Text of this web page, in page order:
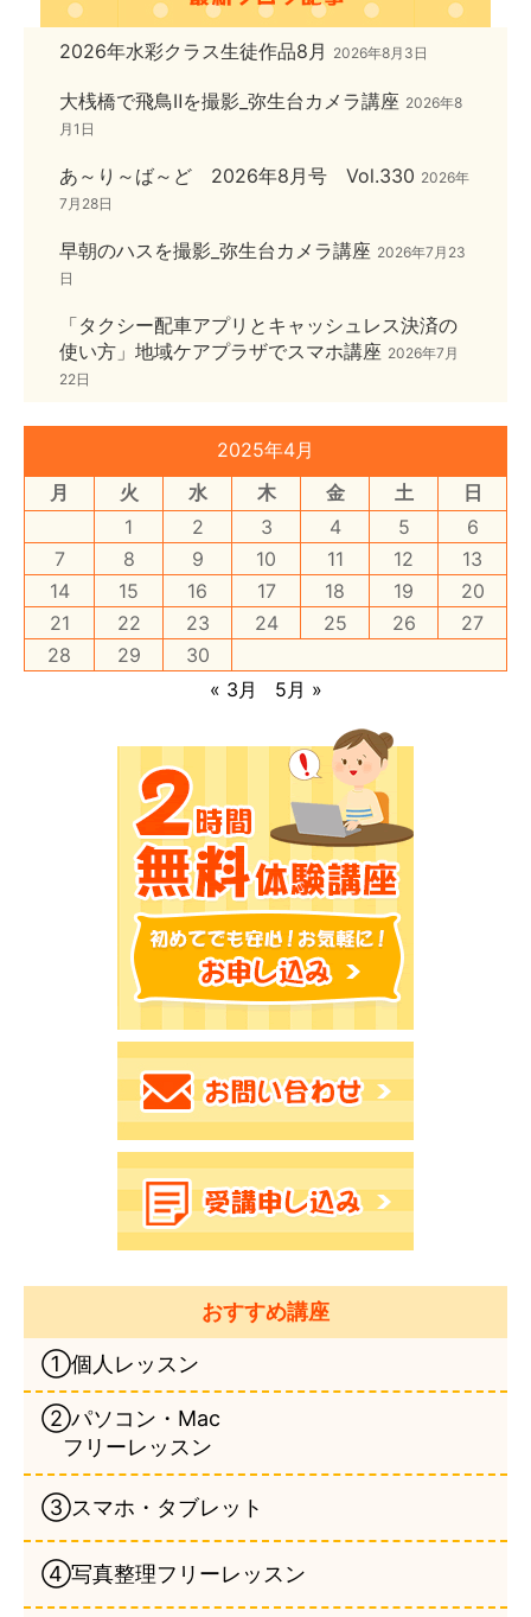
2026年水彩クラス生徒作品8月 2026年8月3日
大桟橋で飛鳥Ⅱを撮影_弥生台カメラ講座 2026年8
月1日
あ～り～ば～ど 2026年8月号 Vol.330 2026年
7月28日
早朝のハスを撮影_弥生台カメラ講座 2026年7月23
日
「タクシー配車アプリとキャッシュレス決済の
使い方」地域ケアプラザでスマホ講座 2026年7月
22日
2025年4月
月
火 水 木 金 土
日
1
2 3 4 5
6
7
8 9 10 11 12
13
14
15 16 17 18 19
20
21
22 23 24 25 26
27
28
29
30
« 3月
5月 »
おすすめ講座
①個人レッスン
②パソコン・Mac
フリーレッスン
③スマホ・タブレット
④写真整理フリーレッスン